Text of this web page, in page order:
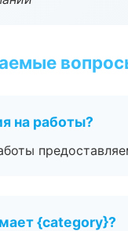
на работы?
{category}?